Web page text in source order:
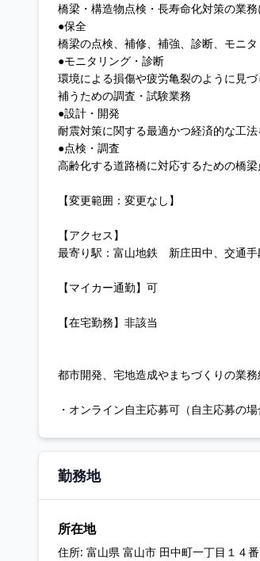
橋梁・構造物点検・長寿命化対策の業務
●保全
橋梁の点検、補修、補強、診断、モニ
●モニタリング・診断
環境による損傷や疲労亀裂のように見
補うための調査・試験業務
●設計・開発
耐震対策に関する最適かつ経済的な工
●点検・調査
高齢化する道路橋に対応するための橋梁
【変更範囲：変更なし】
【アクセス】
最寄り駅：富山地鉄 新庄田中、交通
【マイカー通勤】可
【在宅勤務】非該当
都市開発、宅地造成やまちづくりの業
・オンライン自主応募可（自主応募の場
勤務地
所在地
住所: 富山県 富山市 田中町一丁目１４